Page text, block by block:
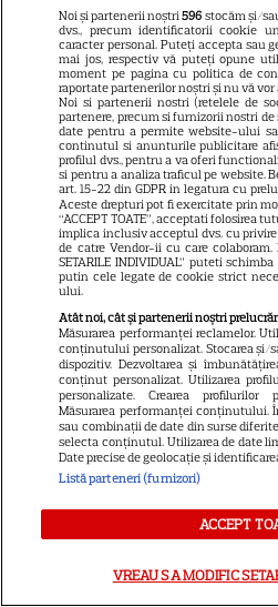
13
VEDETE
Tom
pentru
după
a făcut
13
Scarlett
Scott
și fiică
Mother's
apare
PRIME
Jamie
din
sezonul
Noi și partenerii noștri596 stocăm și/
dvs., precum identificatorii cookie
caracter personal. Puteți accepta sau
mai jos, respectiv vă puteți opune
moment pe pagina cu politica de
raportate partenerilor noștri și nu vă vor
Noi si partenerii nostri (retelele de
partenere, precum si furnizorii nostri
date pentru a permite website-ului
continutul si anunturile publicitare
profilul dvs., pentru a va oferi
si pentru a analiza traficul pe website.
art. 15-22 din GDPR in legatura cu
Aceste drepturi pot fi exercitate prin
“ACCEPT TOATE”, acceptati folosirea
implica inclusiv acceptul dvs. cu
de catre Vendor-ii cu care colaboram.
SETARILE INDIVIDUAL” puteti
putin cele legate de cookie strict
ului.
Atât noi, cât și partenerii noștri
Măsurarea performanței reclamelor.
conținutului personalizat. Stocarea și/
dispozitiv. Dezvoltarea și
conținut personalizat. Utilizarea
personalizate. Crearea profilurilor
Măsurarea performanței conținutului.
sau combinații de date din surse
selecta conținutul. Utilizarea de date
Date precise de geolocație și
Listă parteneri (furnizori)
ACCEPT
VREAU SA MODIFIC